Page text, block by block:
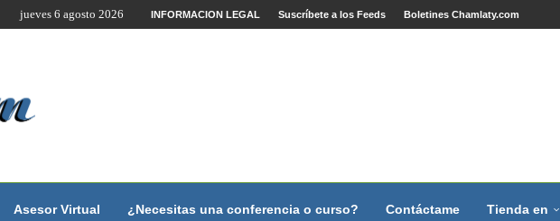
por Internet y Videoconferencia.
jueves 6 agosto 2026 INFORMACION LEGAL Suscríbete a los Feeds Boletines Chamlaty.com
Asesor Virtual ¿Necesitas una conferencia o curso? Contáctame Tienda en